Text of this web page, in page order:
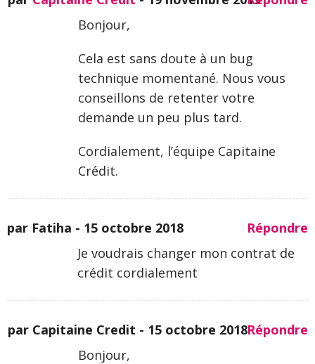
Bonjour,
Cela est sans doute à un bug
technique momentané. Nous vous
conseillons de retenter votre
demande un peu plus tard.
Cordialement, l’équipe Capitaine
Crédit.
par Fatiha - 15 octobre 2018
Répondre
Je voudrais changer mon contrat de
crédit cordialement
par Capitaine Credit - 15 octobre 2018Répondre
Bonjour,